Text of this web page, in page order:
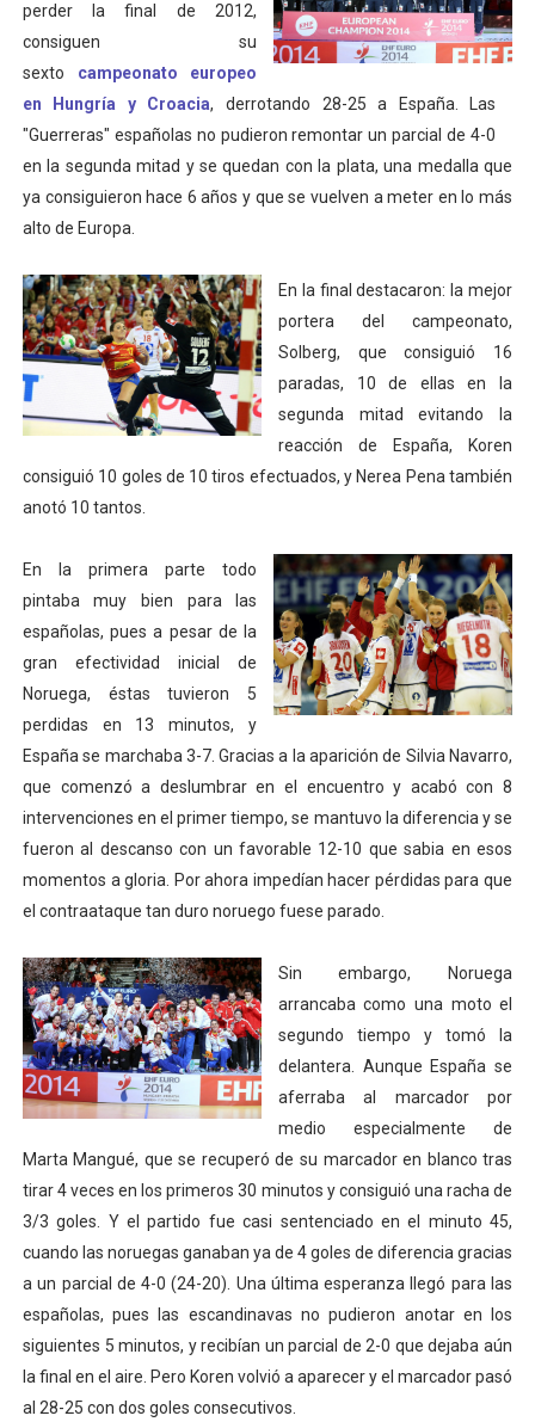
Tour de Francia masculino 2026 - Tadej Pogacar
Mundial de Fórmula 1 2026 - Lando Norris consigue
Campeonato de Europa de high diving 2026 (París,
Tour de Francia femenino 2026 - Etapa 7
perder la final de 2012,
consiguen su
sexto campeonato europeo
en Hungría y Croacia, derrotando 28-25 a España. Las
"Guerreras" españolas no pudieron remontar un parcial de 4-0
en la segunda mitad y se quedan con la plata, una medalla que
ya consiguieron hace 6 años y que se vuelven a meter en lo más
alto de Europa.
En la final destacaron: la mejor
portera del campeonato,
Solberg, que consiguió 16
paradas, 10 de ellas en la
segunda mitad evitando la
reacción de España, Koren
consiguió 10 goles de 10 tiros efectuados, y Nerea Pena también
anotó 10 tantos.
En la primera parte todo
pintaba muy bien para las
españolas, pues a pesar de la
gran efectividad inicial de
Noruega, éstas tuvieron 5
perdidas en 13 minutos, y
España se marchaba 3-7. Gracias a la aparición de Silvia Navarro,
que comenzó a deslumbrar en el encuentro y acabó con 8
intervenciones en el primer tiempo, se mantuvo la diferencia y se
fueron al descanso con un favorable 12-10 que sabia en esos
momentos a gloria. Por ahora impedían hacer pérdidas para que
el contraataque tan duro noruego fuese parado.
Sin embargo, Noruega
arrancaba como una moto el
segundo tiempo y tomó la
delantera. Aunque España se
aferraba al marcador por
medio especialmente de
Marta Mangué, que se recuperó de su marcador en blanco tras
tirar 4 veces en los primeros 30 minutos y consiguió una racha de
3/3 goles. Y el partido fue casi sentenciado en el minuto 45,
cuando las noruegas ganaban ya de 4 goles de diferencia gracias
a un parcial de 4-0 (24-20). Una última esperanza llegó para las
españolas, pues las escandinavas no pudieron anotar en los
siguientes 5 minutos, y recibían un parcial de 2-0 que dejaba aún
la final en el aire. Pero Koren volvió a aparecer y el marcador pasó
al 28-25 con dos goles consecutivos.